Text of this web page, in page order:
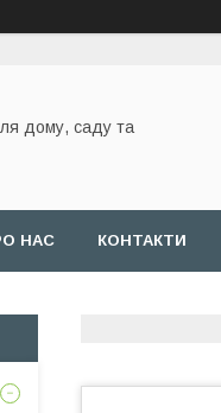
дому, саду та
НАС КОНТАКТИ